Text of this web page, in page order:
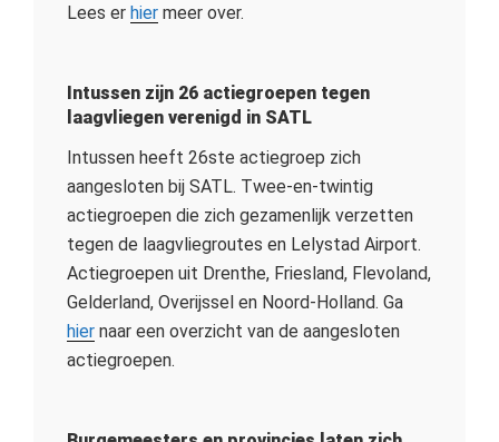
Lees er hier meer over.
Intussen zijn 26 actiegroepen tegen
laagvliegen verenigd in SATL
Intussen heeft 26ste actiegroep zich
aangesloten bij SATL. Twee-en-twintig
actiegroepen die zich gezamenlijk verzetten
tegen de laagvliegroutes en Lelystad Airport.
Actiegroepen uit Drenthe, Friesland, Flevoland,
Gelderland, Overijssel en Noord-Holland. Ga
hier naar een overzicht van de aangesloten
actiegroepen.